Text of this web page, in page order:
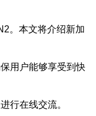
。本文将介绍新加
用户能够享受到快
行在线交流。